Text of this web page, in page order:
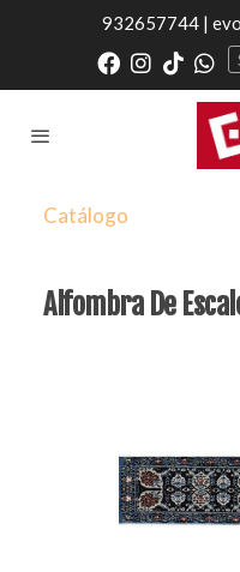
932657744 |
Catálogo
Alfombra De